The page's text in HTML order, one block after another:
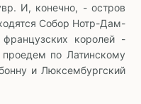
И, конечно, - остров
Собор Нотр-Дам-
королей -
по Латинскому
и Люксембургский